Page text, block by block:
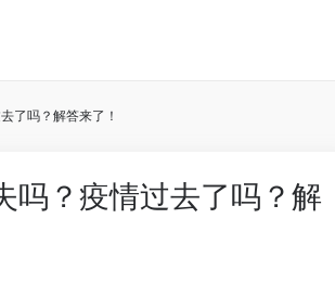
了吗？解答来了！
吗？疫情过去了吗？解